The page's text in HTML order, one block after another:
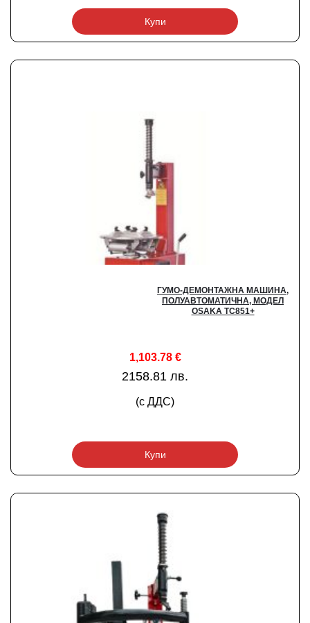
Купи
ГУМО-ДЕМОНТАЖНА МАШИНА,
ПОЛУАВТОМАТИЧНА, МОДЕЛ
OSAKA TC851+
1,103.78 €
2158.81 лв.
(с ДДС)
Купи